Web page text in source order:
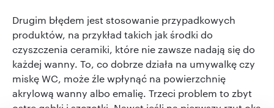
Drugim błędem jest stosowanie przypadkowych
produktów, na przykład takich jak środki do
czyszczenia ceramiki, które nie zawsze nadają się do
każdej wanny. To, co dobrze działa na umywalkę czy
miskę WC, może źle wpłynąć na powierzchnię
akrylową wanny albo emalię. Trzeci problem to zbyt